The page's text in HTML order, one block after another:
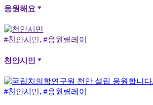
응원해요 *
#천안시민, #응원릴레이
천안시민 *
#천안시민, #응원릴레이